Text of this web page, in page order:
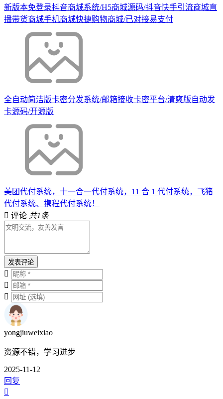
新版本免登录抖音商城系统/H5商城源码/抖音快手引流商城直
播带货商城手机商城快捷购物商城/已对接易支付
全自动简洁版卡密分发系统/邮箱接收卡密平台/清爽版自动发
卡源码/开源版
美团代付系统，十一合一代付系统，11 合 1 代付系统，飞猪
代付系统、携程代付系统！
评论 共1条
发表评论
yongjiuweixiao
资源不错，学习进步
2025-11-12
回复